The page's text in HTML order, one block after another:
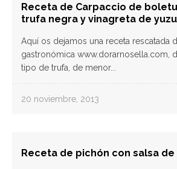
Receta de Carpaccio de
trufa negra y vinagreta de yuzu
Aquí os dejamos una receta rescatada
gastronómica www.dorarnosella.com,
tipo de trufa, de menor...
20 noviembre, 2013
Receta de pichón con salsa